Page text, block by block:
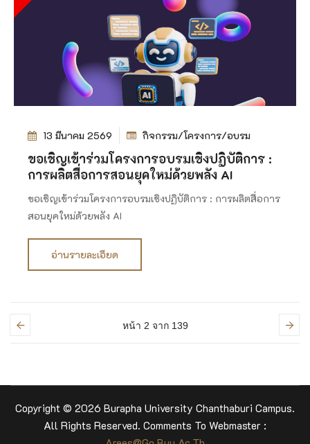
13 มีนาคม 2569 กิจกรรม/โครงการ/อบรม
ขอเชิญเข้าร่วมโครงการอบรมเชิงปฏิบัติการ :
การผลิตสื่อการสอนยุคใหม่ด้วยพลัง AI
ขอเชิญเข้าร่วมโครงการอบรมเชิงปฏิบัติการ : การผลิตสื่อการ
สอนยุคใหม่ด้วยพลัง AI
อ่านรายละเอียด
หน้า 2 จาก 139
Copyright © 2026 Burapha University Chanthaburi Campus.
All Rights Reserved. Comments To Webmaster :